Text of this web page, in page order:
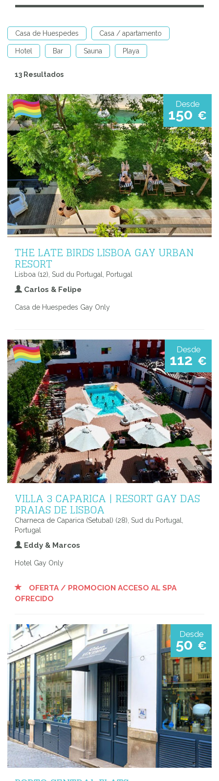
Casa de Huespedes Casa / apartamento
Hotel Bar Sauna Playa
13 Resultados
Desde
150 €
THE LATE BIRDS LISBOA GAY URBAN
RESORT
Lisboa (12), Sud du Portugal, Portugal
Carlos & Felipe
Casa de Huespedes Gay Only
Desde
112 €
VILLA 3 CAPARICA | RESORT GAY DAS
PRAIAS DE LISBOA
Charneca de Caparica (Setubal) (28), Sud du Portugal,
Portugal
Eddy & Marcos
Hotel Gay Only
OFERTA / PROMOCION ACCESO AL SPA
OFRECIDO
Desde
50 €